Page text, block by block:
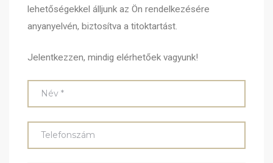
lehetőségekkel álljunk az Ön rendelkezésére
anyanyelvén, biztosítva a titoktartást.
Jelentkezzen, mindig elérhetőek vagyunk!